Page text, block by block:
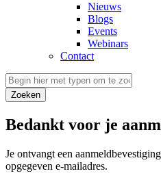
Nieuws
Blogs
Events
Webinars
Contact
Zoeken
Bedankt voor je
Je ontvangt een
opgegeven e-mailadres.